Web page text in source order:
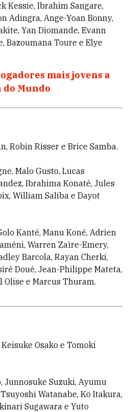
Kessie, Ibrahim Sangare,
Adingra, Ange-Yoan Bonny,
Yan Diomande, Evann
Bazoumana Toure e Elye
mais jovens a
do Mundo
Robin Risser e Brice Samba.
Malo Gusto, Lucas
Ibrahima Konaté, Jules
William Saliba e Dayot
Kanté, Manu Koné, Adrien
Warren Zaïre-Emery,
Barcola, Rayan Cherki,
Doué, Jean-Philippe Mateta,
Olise e Marcus Thuram.
Osako e Tomoki
Junnosuke Suzuki, Ayumu
Watanabe, Ko Itakura,
Sugawara e Yuto